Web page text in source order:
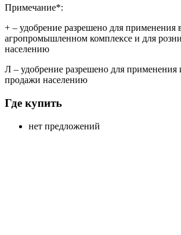
Примечание*:
+ – удобрение разрешено для применения
агропромышленном комплексе и для
населению
Л – удобрение разрешено для применения
продажи населению
Где купить
нет предложений